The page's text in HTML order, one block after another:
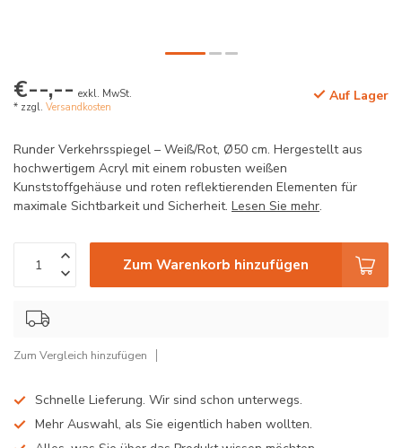
€--,-- exkl. MwSt.
* zzgl. Versandkosten
Auf Lager
Runder Verkehrsspiegel – Weiß/Rot, Ø50 cm. Hergestellt aus
hochwertigem Acryl mit einem robusten weißen
Kunststoffgehäuse und roten reflektierenden Elementen für
maximale Sichtbarkeit und Sicherheit. Lesen Sie mehr.
Zum Warenkorb hinzufügen
Zum Vergleich hinzufügen
Schnelle Lieferung. Wir sind schon unterwegs.
Mehr Auswahl, als Sie eigentlich haben wollten.